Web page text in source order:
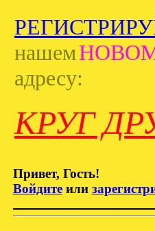
нашем
адресу:
КРУГ
Привет, Гость!
Войдитеили